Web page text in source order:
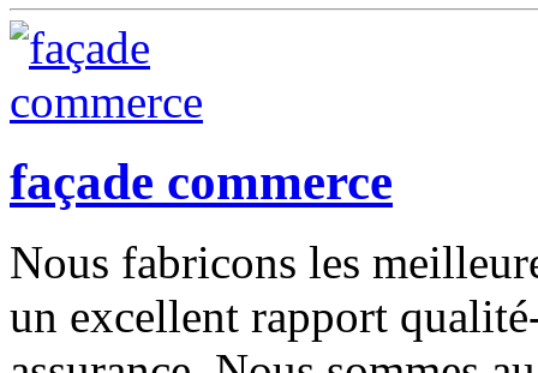
façade commerce
Nous fabricons les
un excellent rapport